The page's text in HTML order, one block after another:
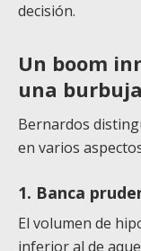
decisión.
Un boom
una burbuja
Bernardos
en varios
1. Banca
El volumen de
inferior al de